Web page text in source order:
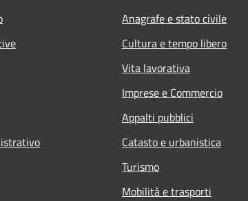
Anagrafe e stato civile
Cultura e tempo libero
Vita lavorativa
Imprese e Commercio
Appalti pubblici
Catasto e urbanistica
Turismo
Mobilità e trasporti